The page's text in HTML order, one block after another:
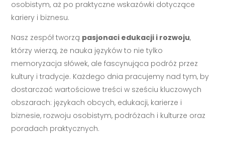
osobistym, aż po praktyczne wskazówki dotyczące
kariery i biznesu.
Nasz zespół tworzą pasjonaci edukacji i rozwoju,
którzy wierzą, że nauka języków to nie tylko
memoryzacja słówek, ale fascynująca podróż przez
kultury i tradycje. Każdego dnia pracujemy nad tym, by
dostarczać wartościowe treści w sześciu kluczowych
obszarach: językach obcych, edukacji, karierze i
biznesie, rozwoju osobistym, podróżach i kulturze oraz
poradach praktycznych.